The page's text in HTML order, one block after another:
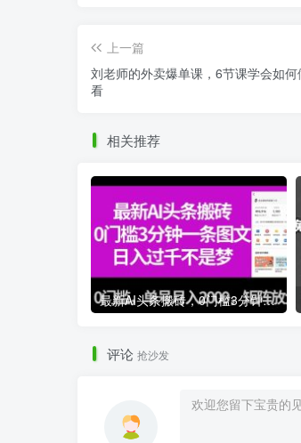
上一篇
刘老师的外卖爆单课，6节课学会如
看
相关推荐
最新AI头条搬砖，0门槛3分钟一条图文，0门槛，单号月入2000，矩阵放大【揭秘】
评论 抢沙发